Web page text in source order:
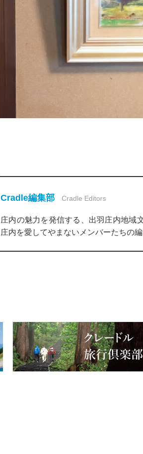
Cradle編集部 Cradle Editors
庄内の魅力を発信する、出羽庄内地域
庄内を愛してやまないメンバーたちの編